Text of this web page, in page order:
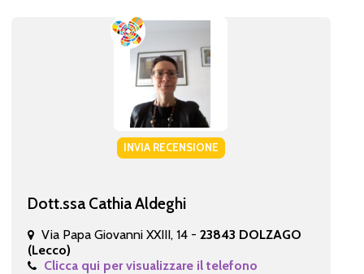
INVIA RECENSIONE
Dott.ssa Cathia Aldeghi
Via Papa Giovanni XXIII, 14 - 23843 DOLZAGO
(Lecco)
Clicca qui per visualizzare il telefono